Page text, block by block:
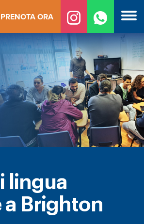
PRENOTA ORA
lingua
a Brighton